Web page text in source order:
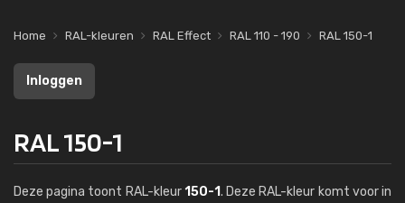
Home RAL-kleuren RAL Effect RAL 110 - 190 RAL 150-1
Inloggen
RAL 150-1
Deze pagina toont RAL-kleur150-1. Deze RAL-kleur komt voor in